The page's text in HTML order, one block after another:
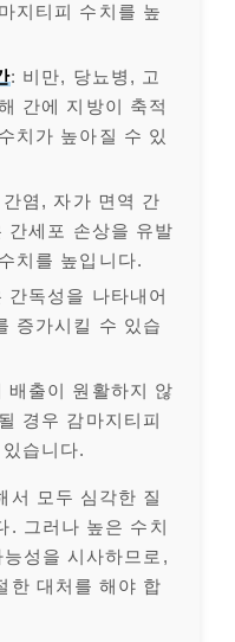
지티피 수치를 높
: 비만, 당뇨병, 고
간에 지방이 축적
치가 높아질 수 있
염, 자가 면역 간
간세포 손상을 유발
치를 높입니다.
간독성을 나타내어
증가시킬 수 있습
배출이 원활하지 않
경우 감마지티피
습니다.
서 모두 심각한 질
. 그러나 높은 수치
성을 시사하므로,
한 대처를 해야 합